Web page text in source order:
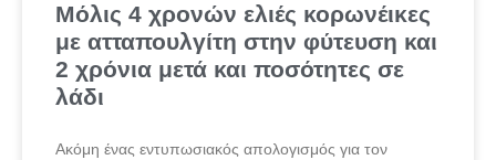
Μόλις 4 χρονών ελιές κορωνέικες
με ατταπουλγίτη στην φύτευση και
2 χρόνια μετά και ποσότητες σε
λάδι
Ακόμη ένας εντυπωσιακός απολογισμός για τον